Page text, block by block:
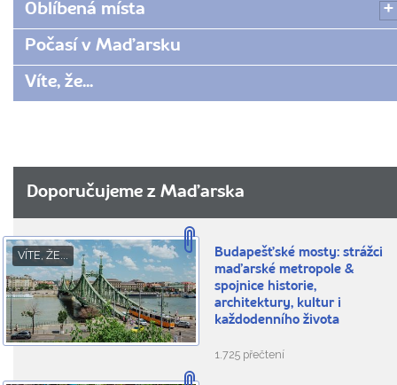
Oblíbená místa
Počasí v Maďarsku
Víte, že...
Doporučujeme z Maďarska
VÍTE, ŽE...
Budapešťské mosty: strážci
maďarské metropole &
spojnice historie,
architektury, kultur i
každodenního života
1.725 přečtení